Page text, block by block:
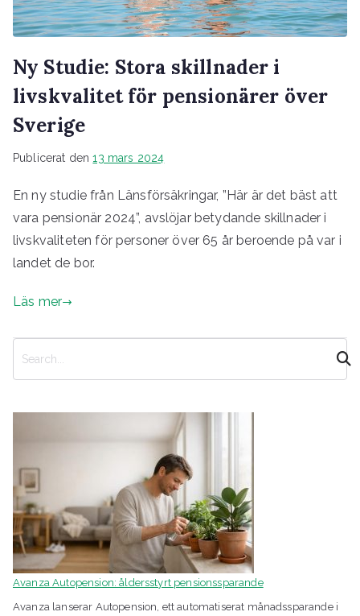
Ny Studie: Stora skillnader i
livskvalitet för pensionärer över
Sverige
Publicerat den13 mars 2024
En ny studie från Länsförsäkringar, ”Här är det bäst att
vara pensionär 2024”, avslöjar betydande skillnader i
livskvaliteten för personer över 65 år beroende på var i
landet de bor.
Läs mer
Avanza Autopension: åldersstyrt pensionssparande
Avanza lanserar Autopension, ett automatiserat månadssparande i